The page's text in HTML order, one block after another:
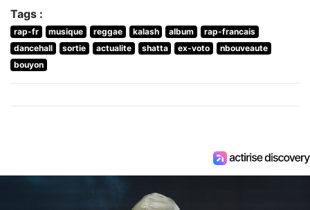
Tags :
rap-fr musique reggae kalash album
rap-francais
dancehall
sortie actualite shatta ex-voto
nbouveaute
bouyon